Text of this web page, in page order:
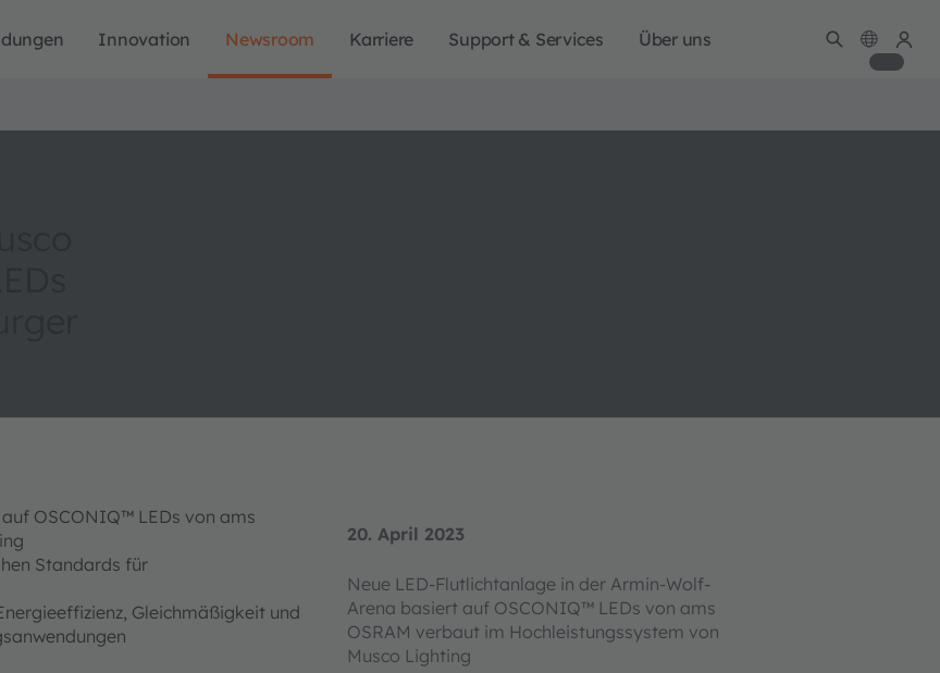
Innovation Newsroom Karriere Support & Services Über uns
20. April 2023
Neue LED-Flutlichtanlage in der Armin-Wolf-
Arena basiert auf OSCONIQ™ LEDs von ams
OSRAM verbaut im Hochleistungssystem von
Musco Lighting
OSCONIQ™ LEDs von ams
Standards für
Gleichmäßigkeit und